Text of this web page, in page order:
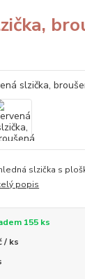
slzička s
popis
155 ks
/ ks